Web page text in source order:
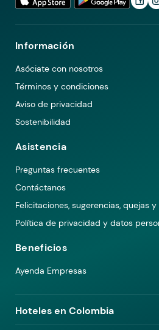
Información
Asóciate con nosotros
Términos y condiciones
Aviso de privacidad
Sostenibilidad
Asistencia
Preguntas frecuentes
Contáctanos
Felicitaciones, sugerencias, quejas
Política de privacidad y datos
Beneficios
Ayenda Empresas
Hoteles en Colombia